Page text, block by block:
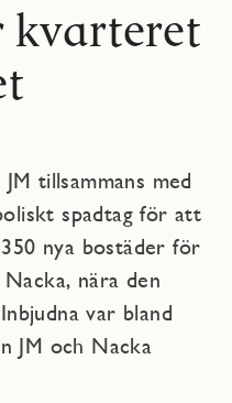
kvarteret
tillsammans med
spadtag för att
nya bostäder för
nära den
var bland
JM och Nacka